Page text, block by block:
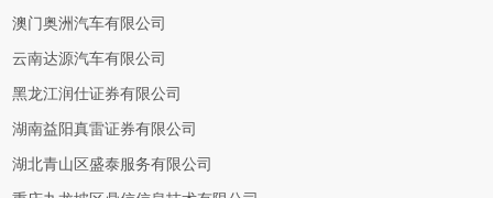
澳门奥洲汽车有限公司
云南达源汽车有限公司
黑龙江润仕证券有限公司
湖南益阳真雷证券有限公司
湖北青山区盛泰服务有限公司